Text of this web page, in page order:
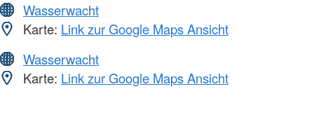
Wasserwacht
Karte: Link zur Google Maps Ansicht
Wasserwacht
Karte: Link zur Google Maps Ansicht